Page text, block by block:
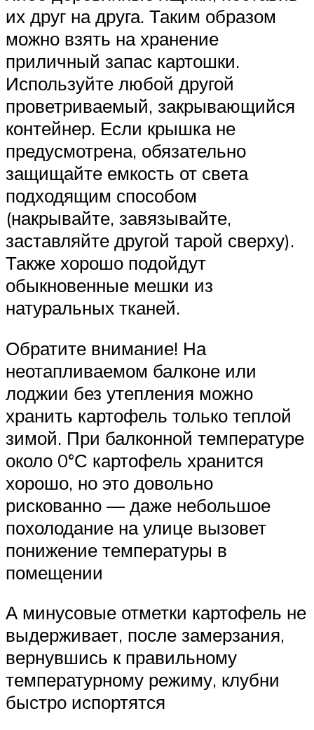
их друг на друга. Таким образом
можно взять на хранение
приличный запас картошки.
Используйте любой другой
проветриваемый, закрывающийся
контейнер. Если крышка не
предусмотрена, обязательно
защищайте емкость от света
подходящим способом
(накрывайте, завязывайте,
заставляйте другой тарой сверху).
Также хорошо подойдут
обыкновенные мешки из
натуральных тканей.
Обратите внимание! На
неотапливаемом балконе или
лоджии без утепления можно
хранить картофель только теплой
зимой. При балконной температуре
около 0°С картофель хранится
хорошо, но это довольно
рискованно — даже небольшое
похолодание на улице вызовет
понижение температуры в
помещении
А минусовые отметки картофель не
выдерживает, после замерзания,
вернувшись к правильному
температурному режиму, клубни
быстро испортятся